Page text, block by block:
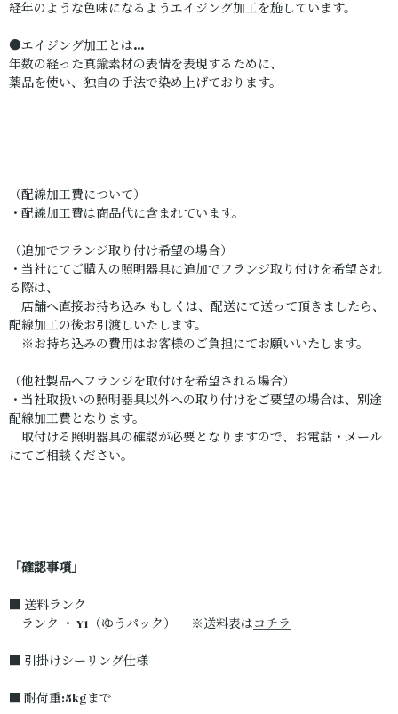
経年のような色味になるようエイジング加工を施しています。
●エイジング加工とは…
年数の経った真鍮素材の表情を表現するために、
薬品を使い、独自の手法で染め上げております。
（配線加工費について）
・配線加工費は商品代に含まれています。
（追加でフランジ取り付け希望の場合）
・当社にてご購入の照明器具に追加でフランジ取り付けを希望され
る際は、
店舗へ直接お持ち込み もしくは、配送にて送って頂きましたら、
配線加工の後お引渡しいたします。
※お持ち込みの費用はお客様のご負担にてお願いいたします。
（他社製品へフランジを取付けを希望される場合）
・当社取扱いの照明器具以外への取り付けをご要望の場合は、別途
配線加工費となります。
取付ける照明器具の確認が必要となりますので、お電話・メール
にてご相談ください。
「確認事項」
■ 送料ランク
ランク ・ Y1（ゆうパック） ※送料表はコチラ
■ 引掛けシーリング仕様
■ 耐荷重:5kgまで